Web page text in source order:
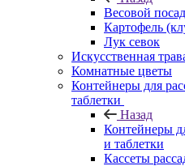
Весовой
Картофель
Лук севок
Искусственная
Комнатные цветы
Контейнеры для
таблетки
Назад
Контейнеры
и таблетки
Кассеты